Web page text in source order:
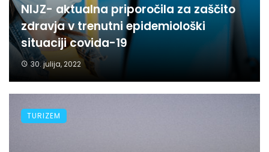
NIJZ- aktualna priporočila za zaščito
zdravja v trenutni epidemiološki
situaciji covida-19
30. julija, 2022
TURIZEM